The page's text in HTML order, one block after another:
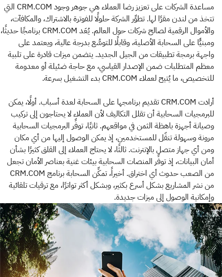
مساعدة الشركات على تعزيز رضا العملاء هي جوهر وجود CRM.COM التي
تتخذ من لندن مقرًا لها. تطوِّر الشركة حلولًا للفوترة بالاشتراك، والمكافآت،
والأموال الرقمية لصالح شركات حول العالم. يُعَد CRM.COM برنامجًا حديثًا،
ومبنيًّا على السحابة الأصلية، وقابلًا للتوسُّع بدرجة عالية، ويعتمد على
واجهة برمجة تطبيقات من الجيل الجديد. يتضمن ميزات قادرة على تلبية
معظم المتطلبات ضمن الإصدار القياسي، مع حاجة ضئيلة أو معدومة
للتخصيص، ما يُتيح لعملاء CRM.COM بدء التشغيل بسرعة.
أرادت CRM.COM تقديم برنامجها على السحابة لعدة أسباب. أولًا، يمكن
للبرمجيات السحابية أن تقلل التكاليف لأن العملاء لا يحتاجون إلى تركيب
وصيانة أجهزة باهظة الثمن في مواقعهم. ثانيًا، توفِّر البرمجيات السحابية
مرونة وسهولة تنقّل للمستخدمين، إذ يمكن الوصول إليها من أي مكان
ومن أي جهاز متصل بالإنترنت. ثالثًا، لا يحتاج العملاء إلى القلق كثيرًا بشأن
أمان البيانات، إذ توفِّر المنصات السحابية بيئات غنية بعناصر الأمان تجعل
من الصعب حدوث أي اختراق. أخيراً، تمكِّن السحابة برنامج CRM.COM
من نشر المشاريع بشكل أسرع بكثير، وبشكل أكثر تواترًا، مع ترقيات تلقائية
وإمكانية الوصول إلى ميزات جديدة.